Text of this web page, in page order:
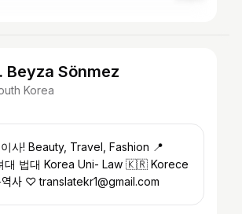
Beyza Sönmez
Korea
Fashion 📍
대 Korea Uni- Law 🇰🇷 Korece
Tercüman 통역사 ♡ translatekr1@gmail.com